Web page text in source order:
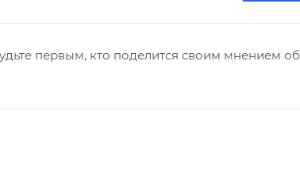
первым, кто поделится своим мнением об